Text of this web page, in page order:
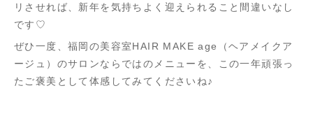
リさせれば、新年を気持ちよく迎えられること間違いなし
です♡
ぜひ一度、福岡の美容室HAIR MAKE age（ヘアメイクア
ージュ）のサロンならではのメニューを、この一年頑張っ
たご褒美として体感してみてくださいね♪